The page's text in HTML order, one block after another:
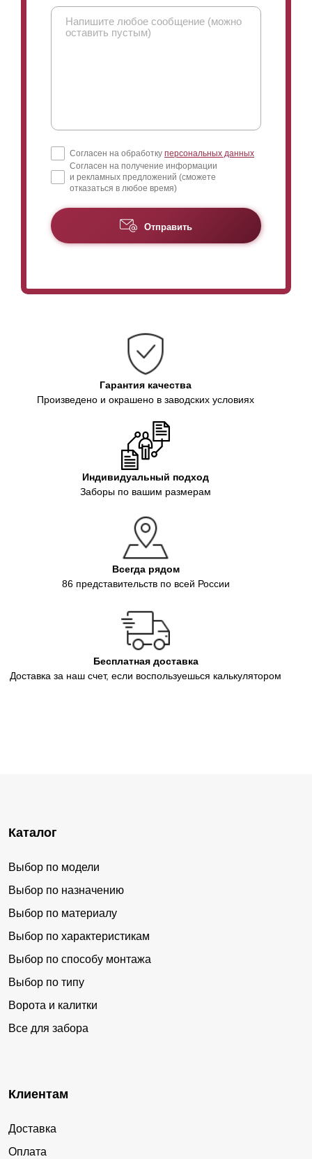
Марьино Горбуша
Аксёно-Бутырки
Каменки-Дранишниково Старые Псарьки
Затишье Жилино
Загорново Следово
Клюшниково Ново
Шульгино Кабаново
Согласен на обработку персональных данных
Согласен на получение информации
и рекламных предложений (сможете
отказаться в любое время)
Отправить
Гарантия качества
Произведено и окрашено в заводских условиях
Индивидуальный подход
Заборы по вашим размерам
Всегда рядом
86 представительств по всей России
Бесплатная доставка
Доставка за наш счет, если воспользуешься калькулятором
Каталог
Выбор по модели
Выбор по назначению
Выбор по материалу
Выбор по характеристикам
Выбор по способу монтажа
Выбор по типу
Ворота и калитки
Все для забора
Клиентам
Доставка
Оплата